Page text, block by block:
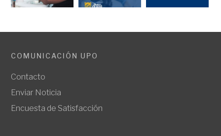
COMUNICACIÓN UPO
Contacto
Enviar Noticia
Encuesta de Satisfacción